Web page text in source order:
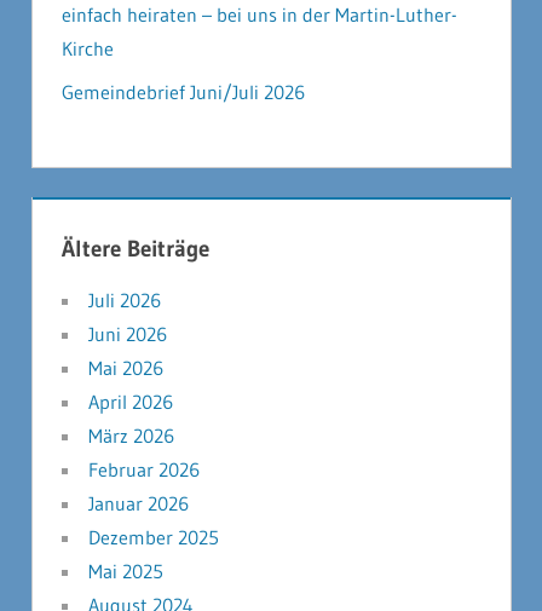
einfach heiraten – bei uns in der Martin-Luther-
Kirche
Gemeindebrief Juni/Juli 2026
Ältere Beiträge
Juli 2026
Juni 2026
Mai 2026
April 2026
März 2026
Februar 2026
Januar 2026
Dezember 2025
Mai 2025
August 2024